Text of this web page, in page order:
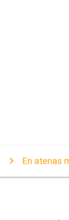
En atenas